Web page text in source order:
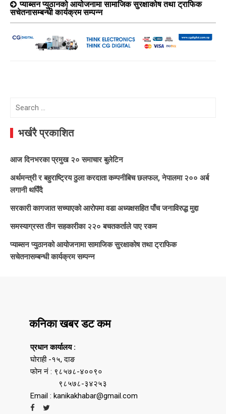
प्याब्सन प्युठानको आयोजनामा सामाजिक सुरक्षाकोष तथा ट्राफिक
सचेतनासम्बन्धी कार्यक्रम सम्पन्न
Search
भर्खरै प्रकाशित
आज दिनभरका प्रमुख २० समाचार बुलेटिन
अर्थमन्त्री र बहुराष्ट्रिय ठुला करदाता कम्पनीबिच छलफल, नेपालमा २०० अर्ब
लगानी थपिँदै
सरकारी कागजात सच्याएको आरोपमा वडा अध्यक्षसहित पाँच जनाविरुद्ध मुद्दा
समस्याग्रस्त तीन सहकारीका २२० बचतकर्ताले पाए रकम
प्याब्सन प्युठानको आयोजनामा सामाजिक सुरक्षाकोष तथा ट्राफिक
सचेतनासम्बन्धी कार्यक्रम सम्पन्न
कनिका खबर डट कम
प्रधान कार्यालय :
घोराही -१५, दाङ
फोन नं : ९८५७८-४००९०
९८५७८-३४२५३
Email : kanikakhabar@gmail.com